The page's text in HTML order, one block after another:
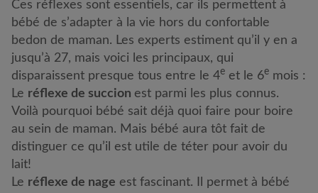
Ces réflexes sont essentiels, car ils permettent à
bébé de s’adapter à la vie hors du confortable
bedon de maman. Les experts estiment qu’il y en a
jusqu’à 27, mais voici les principaux, qui
disparaissent presque tous entre le 4e et le 6e mois :
Le réflexe de succion est parmi les plus connus.
Voilà pourquoi bébé sait déjà quoi faire pour boire
au sein de maman. Mais bébé aura tôt fait de
distinguer ce qu’il est utile de téter pour avoir du
lait!
Le réflexe de nage est fascinant. Il permet à bébé